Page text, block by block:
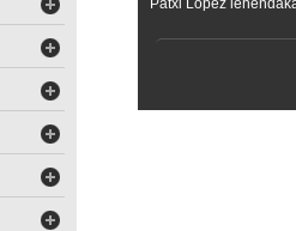
Patxi Lopez